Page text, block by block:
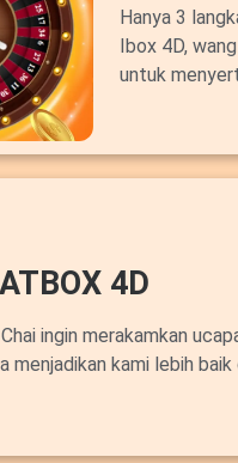
Hanya 3
Ibox 4D,
untuk
4D
ingin merakamkan
menjadikan kami lebih